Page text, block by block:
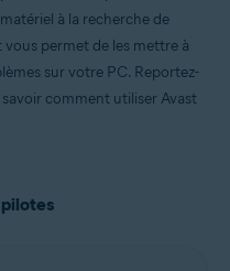
à la recherche de
permet de les mettre à
sur votre PC. Reportez-
comment utiliser Avast